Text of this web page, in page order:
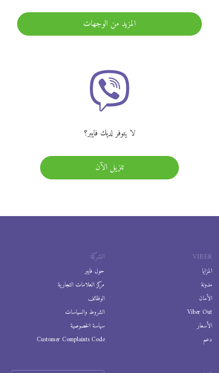
المزيد من الوجهات
لا يتوفر لديك فايبر؟
تنزيل الآن
VIBER
المزايا
مدونة
الأمان
Viber Out
الأسعار
دعم
الشركة
حول فايبر
مركز العلامات التجارية
الوظائف
الشروط والسياسات
سياسة الخصوصية
Customer Complaints Code